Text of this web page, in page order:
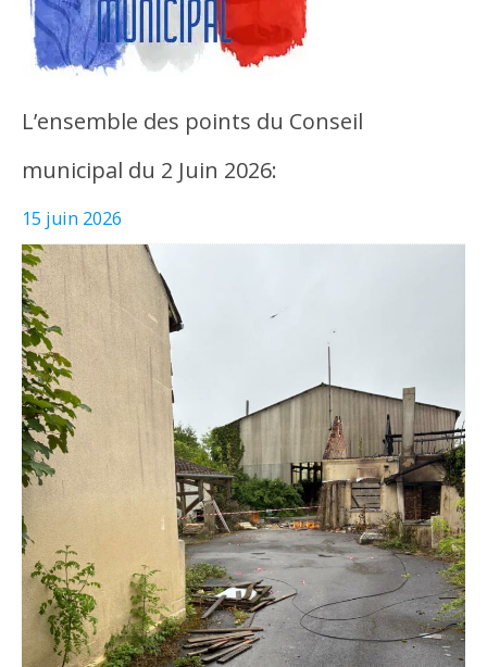
L’ensemble des points du Conseil
municipal du 2 Juin 2026:
15 juin 2026